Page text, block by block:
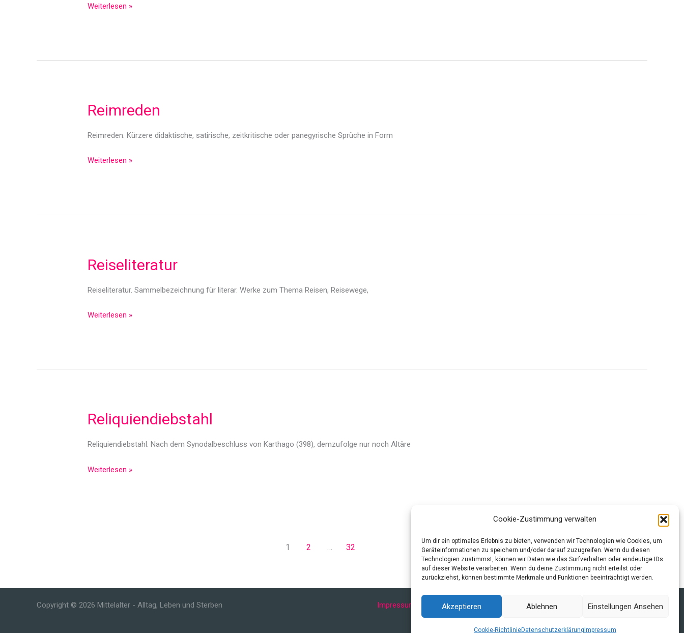
Cookie-Zustimmung verwalten
Um dir ein optimales Erlebnis zu bieten, verwenden wir Technologien wie Cookies, um
Geräteinformationen zu speichern und/oder darauf zuzugreifen. Wenn du diesen
Technologien zustimmst, können wir Daten wie das Surfverhalten oder eindeutige IDs
auf dieser Website verarbeiten. Wenn du deine Zustimmung nicht erteilst oder
zurückziehst, können bestimmte Merkmale und Funktionen beeinträchtigt werden.
Akzeptieren Ablehnen Einstellungen Ansehen
Cookie-RichtlinieDatenschutzerklärung Impressum
Reichsstraßen
Weiterlesen »
Reimreden
Reimreden. Kürzere didaktische, satirische, zeitkritische oder panegyrische Sprüche in Form
Reimreden
Weiterlesen »
Reiseliteratur
Reiseliteratur. Sammelbezeichnung für literar. Werke zum Thema Reisen, Reisewege,
Reiseliteratur
Weiterlesen »
Reliquiendiebstahl
Reliquiendiebstahl. Nach dem Synodalbeschluss von Karthago (398), demzufolge nur noch Altäre
Reliquiendiebstahl
Weiterlesen »
1 2 … 32 Weiter→
Copyright © 2026 Mittelalter - Alltag, Leben und Sterben Impressum Datenschutzerklärung und Cookie-Richtlinie Quellen Index